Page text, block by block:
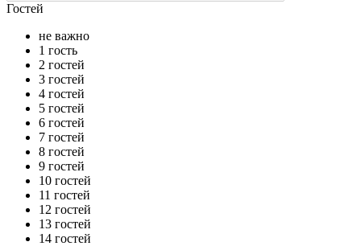
Гостей
не важно
1 гость
2 гостей
3 гостей
4 гостей
5 гостей
6 гостей
7 гостей
8 гостей
9 гостей
10 гостей
11 гостей
12 гостей
13 гостей
14 гостей